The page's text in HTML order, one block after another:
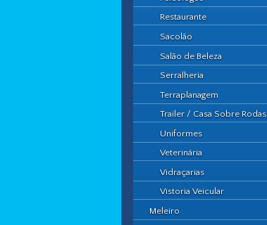
Restaurante
Sacolão
Salão de Beleza
Serralheria
Terraplanagem
Trailer / Casa Sobre Rodas
Uniformes
Veterinária
Vidraçarias
Vistoria Veicular
Meleiro